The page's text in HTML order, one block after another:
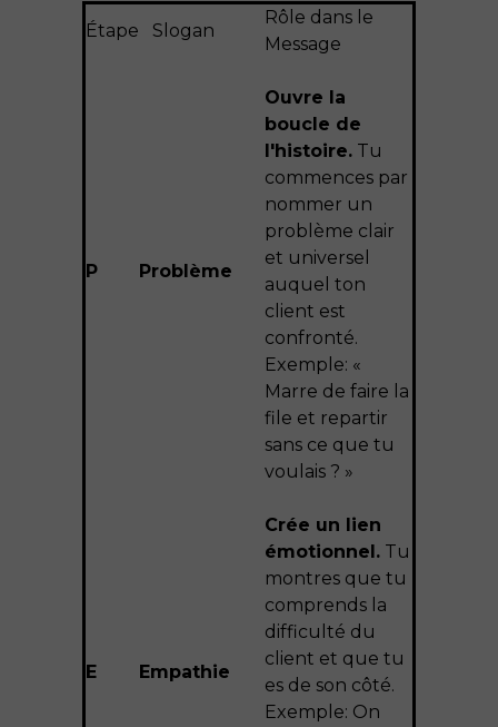
Étape Slogan
Rôle dans le
Message
P Problème
Ouvre la
boucle de
l'histoire. Tu
commences par
nommer un
problème clair
et universel
auquel ton
client est
confronté.
Exemple: «
Marre de faire la
file et repartir
sans ce que tu
voulais ? »
E Empathie
Crée un lien
émotionnel. Tu
montres que tu
comprends la
difficulté du
client et que tu
es de son côté.
Exemple: On